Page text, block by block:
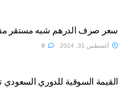
سعر صرف الدرهم شبه مستقر
أغسطس 31, 2024
القيمة السوقية للدوري السعودي